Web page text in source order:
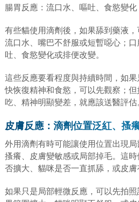
腸胃反應：流口水、嘔吐、食慾變化
有些貓使用滴劑後，如果舔到藥液
流口水、嘴巴不舒服或短暫噁心；
吐、食慾變化或排便改變。
這些反應要看程度與持續時間，如
快恢復精神和食慾，可以先觀察；
吃、精神明顯變差，就應該送醫評估
皮膚反應：滴劑位置泛紅、搔
外用滴劑有時可能讓使用位置出現局
搔癢、皮膚變敏感或局部掉毛。這
否擴大、貓咪是否一直抓舔，或皮膚
如果只是局部輕微反應，可以先拍